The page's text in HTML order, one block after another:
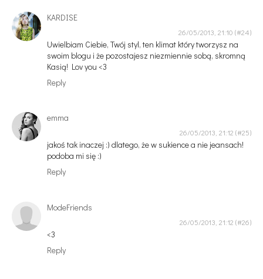
KARDISE
26/05/2013, 21:10
Uwielbiam Ciebie, Twój styl, ten klimat który tworzysz na
swoim blogu i że pozostajesz niezmiennie sobą, skromną
Kasią! Lov you <3
Reply
emma
26/05/2013, 21:12
jakoś tak inaczej :) dlatego, że w sukience a nie jeansach!
podoba mi się :)
Reply
ModeFriends
26/05/2013, 21:12
<3
Reply